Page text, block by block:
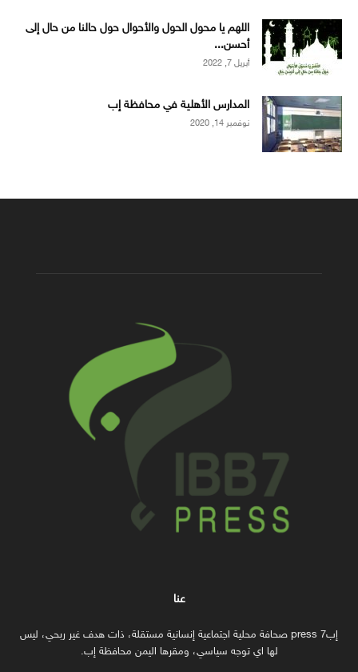
اللهم يا محول الحول والأحوال حول حالنا من حال إلى
أحسن...
أبريل 7, 2022
المدارس الأهلية في محافظة إب
نوفمبر 14, 2020
عنا
إب7 press صحافة محلية اجتماعية إنسانية مستقلة، ذات هدف غير ربحي، ليس
لها اي توجه سياسي، ومقرها اليمن محافظة إب.